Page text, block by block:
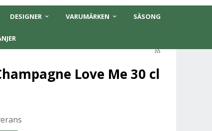
DESIGNER VARUMÄRKEN SÄSONG
Love Me 30 cl